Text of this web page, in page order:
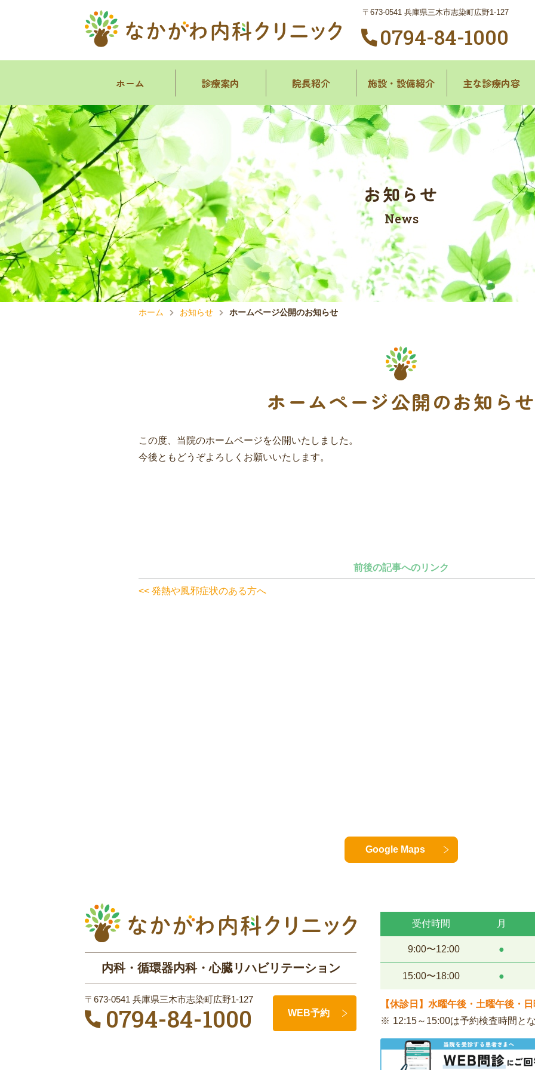
〒673-0541 兵庫県三木市志染町広野1-127
0794-84-1000
ホーム 診療案内 院長紹介 施設・ 設備紹介 主な診療内容
お知らせ
News
ホーム お知らせ ホームページ公開のお知らせ
ホームページ公開のお知らせ
この度、当院のホームページを公開いたしました。
今後ともどうぞよろしくお願いいたします。
前後の記事へのリンク
<< 発熱や風邪症状のある方へ
Google Maps
内科・循環器内科・心臓リハビリテーション
〒673-0541 兵庫県三木市志染町広野1-127
0794-84-1000 WEB予約
受付時間 月
9:00〜12:00 ●
15:00〜18:00 ●
【休診日】水曜午後・土曜午後・
12:15～15:00は予約検査時間と